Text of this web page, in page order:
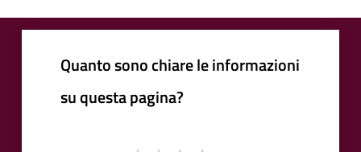
Quanto sono chiare le informazioni
su questa pagina?